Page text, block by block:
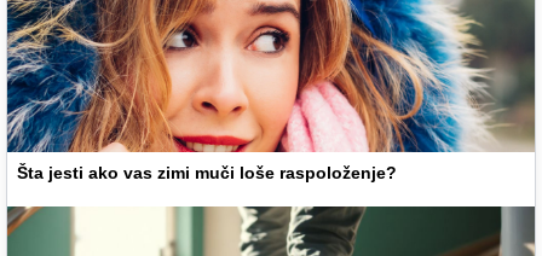
Šta jesti ako vas zimi muči loše raspoloženje?